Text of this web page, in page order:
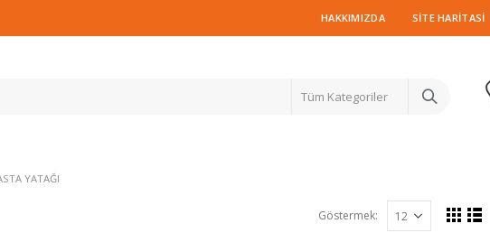
HAKKIMIZDA SITE HARITASI
Tüm Kategoriler
YATAĞI
Göstermek: